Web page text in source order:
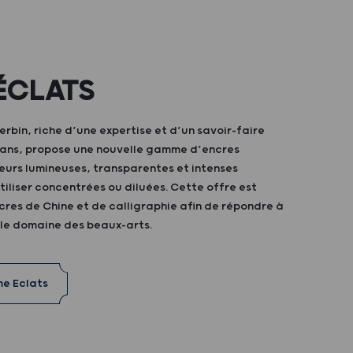
riche d’une expertise et d’un savoir-faire
propose une nouvelle gamme d’encres
lumineuses, transparentes et intenses
concentrées ou diluées. Cette offre est
de Chine et de calligraphie afin de répondre à
domaine des beaux-arts.
Eclats